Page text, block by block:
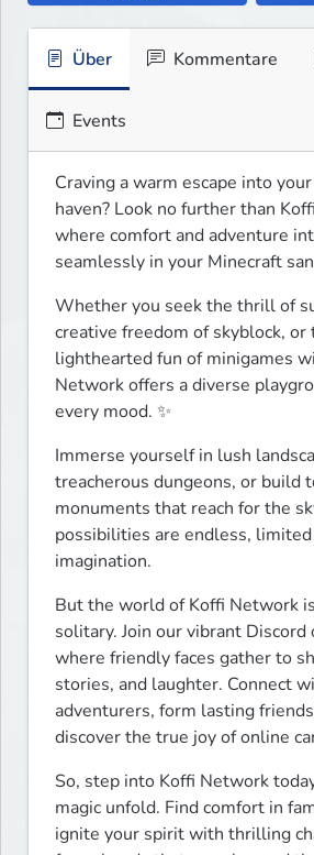
Über Kommentare
Events
Craving a warm escape into
haven? Look no further than
where comfort and adventure
seamlessly in your Minecraft
Whether you seek the thrill of
creative freedom of skyblock, or
lighthearted fun of minigames
Network offers a diverse
every mood. ✨
Immerse yourself in lush
treacherous dungeons, or build
monuments that reach for the
possibilities are endless,
imagination.
But the world of Koffi Network
solitary. Join our vibrant Discord
where friendly faces gather to
stories, and laughter. Connect
adventurers, form lasting
discover the true joy of online
So, step into Koffi Network
magic unfold. Find comfort in
ignite your spirit with thrilling